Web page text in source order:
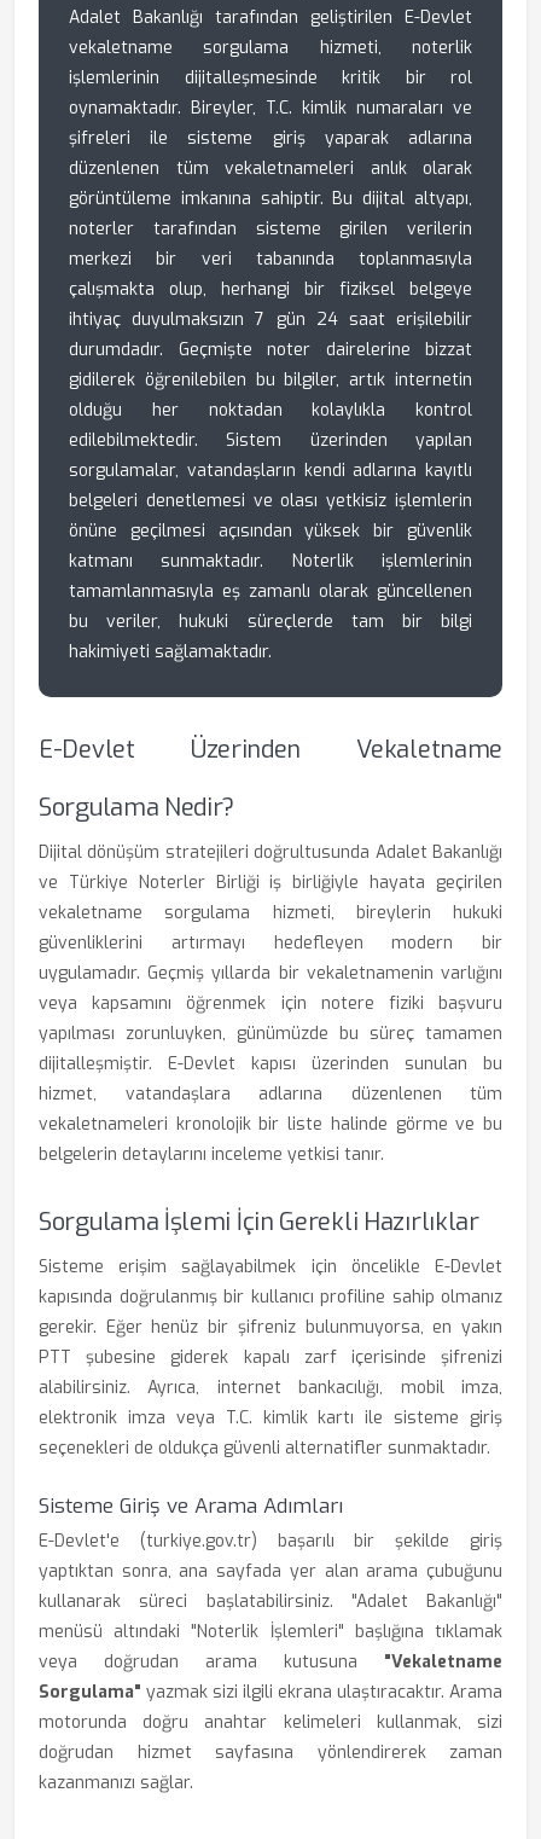
Adalet Bakanlığı tarafından geliştirilen E-Devlet
vekaletname sorgulama hizmeti, noterlik
işlemlerinin dijitalleşmesinde kritik bir rol
oynamaktadır. Bireyler, T.C. kimlik numaraları ve
şifreleri ile sisteme giriş yaparak adlarına
düzenlenen tüm vekaletnameleri anlık olarak
görüntüleme imkanına sahiptir. Bu dijital altyapı,
noterler tarafından sisteme girilen verilerin
merkezi bir veri tabanında toplanmasıyla
çalışmakta olup, herhangi bir fiziksel belgeye
ihtiyaç duyulmaksızın 7 gün 24 saat erişilebilir
durumdadır. Geçmişte noter dairelerine bizzat
gidilerek öğrenilebilen bu bilgiler, artık internetin
olduğu her noktadan kolaylıkla kontrol
edilebilmektedir. Sistem üzerinden yapılan
sorgulamalar, vatandaşların kendi adlarına kayıtlı
belgeleri denetlemesi ve olası yetkisiz işlemlerin
önüne geçilmesi açısından yüksek bir güvenlik
katmanı sunmaktadır. Noterlik işlemlerinin
tamamlanmasıyla eş zamanlı olarak güncellenen
bu veriler, hukuki süreçlerde tam bir bilgi
hakimiyeti sağlamaktadır.
E-Devlet Üzerinden Vekaletname
Sorgulama Nedir?
Dijital dönüşüm stratejileri doğrultusunda Adalet Bakanlığı
ve Türkiye Noterler Birliği iş birliğiyle hayata geçirilen
vekaletname sorgulama hizmeti, bireylerin hukuki
güvenliklerini artırmayı hedefleyen modern bir
uygulamadır. Geçmiş yıllarda bir vekaletnamenin varlığını
veya kapsamını öğrenmek için notere fiziki başvuru
yapılması zorunluyken, günümüzde bu süreç tamamen
dijitalleşmiştir. E-Devlet kapısı üzerinden sunulan bu
hizmet, vatandaşlara adlarına düzenlenen tüm
vekaletnameleri kronolojik bir liste halinde görme ve bu
belgelerin detaylarını inceleme yetkisi tanır.
Sorgulama İşlemi İçin Gerekli Hazırlıklar
Sisteme erişim sağlayabilmek için öncelikle E-Devlet
kapısında doğrulanmış bir kullanıcı profiline sahip olmanız
gerekir. Eğer henüz bir şifreniz bulunmuyorsa, en yakın
PTT şubesine giderek kapalı zarf içerisinde şifrenizi
alabilirsiniz. Ayrıca, internet bankacılığı, mobil imza,
elektronik imza veya T.C. kimlik kartı ile sisteme giriş
seçenekleri de oldukça güvenli alternatifler sunmaktadır.
Sisteme Giriş ve Arama Adımları
E-Devlet'e (turkiye.gov.tr) başarılı bir şekilde giriş
yaptıktan sonra, ana sayfada yer alan arama çubuğunu
kullanarak süreci başlatabilirsiniz. "Adalet Bakanlığı"
menüsü altındaki "Noterlik İşlemleri" başlığına tıklamak
veya doğrudan arama kutusuna "Vekaletname
Sorgulama" yazmak sizi ilgili ekrana ulaştıracaktır. Arama
motorunda doğru anahtar kelimeleri kullanmak, sizi
doğrudan hizmet sayfasına yönlendirerek zaman
kazanmanızı sağlar.